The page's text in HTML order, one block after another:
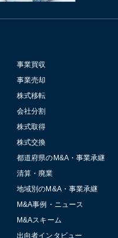
事業買収
事業売却
株式移転
会社分割
株式取得
株式交換
都道府県のM&A・事業承継
清算・廃業
地域別のM&A・事業承継
M&A事例・ニュース
M&Aスキーム
出向者インタビュー